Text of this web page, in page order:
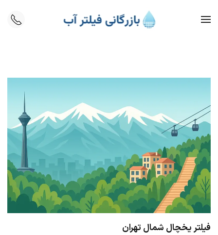
Skip to main content
فیلتر یخچال شمال تهران